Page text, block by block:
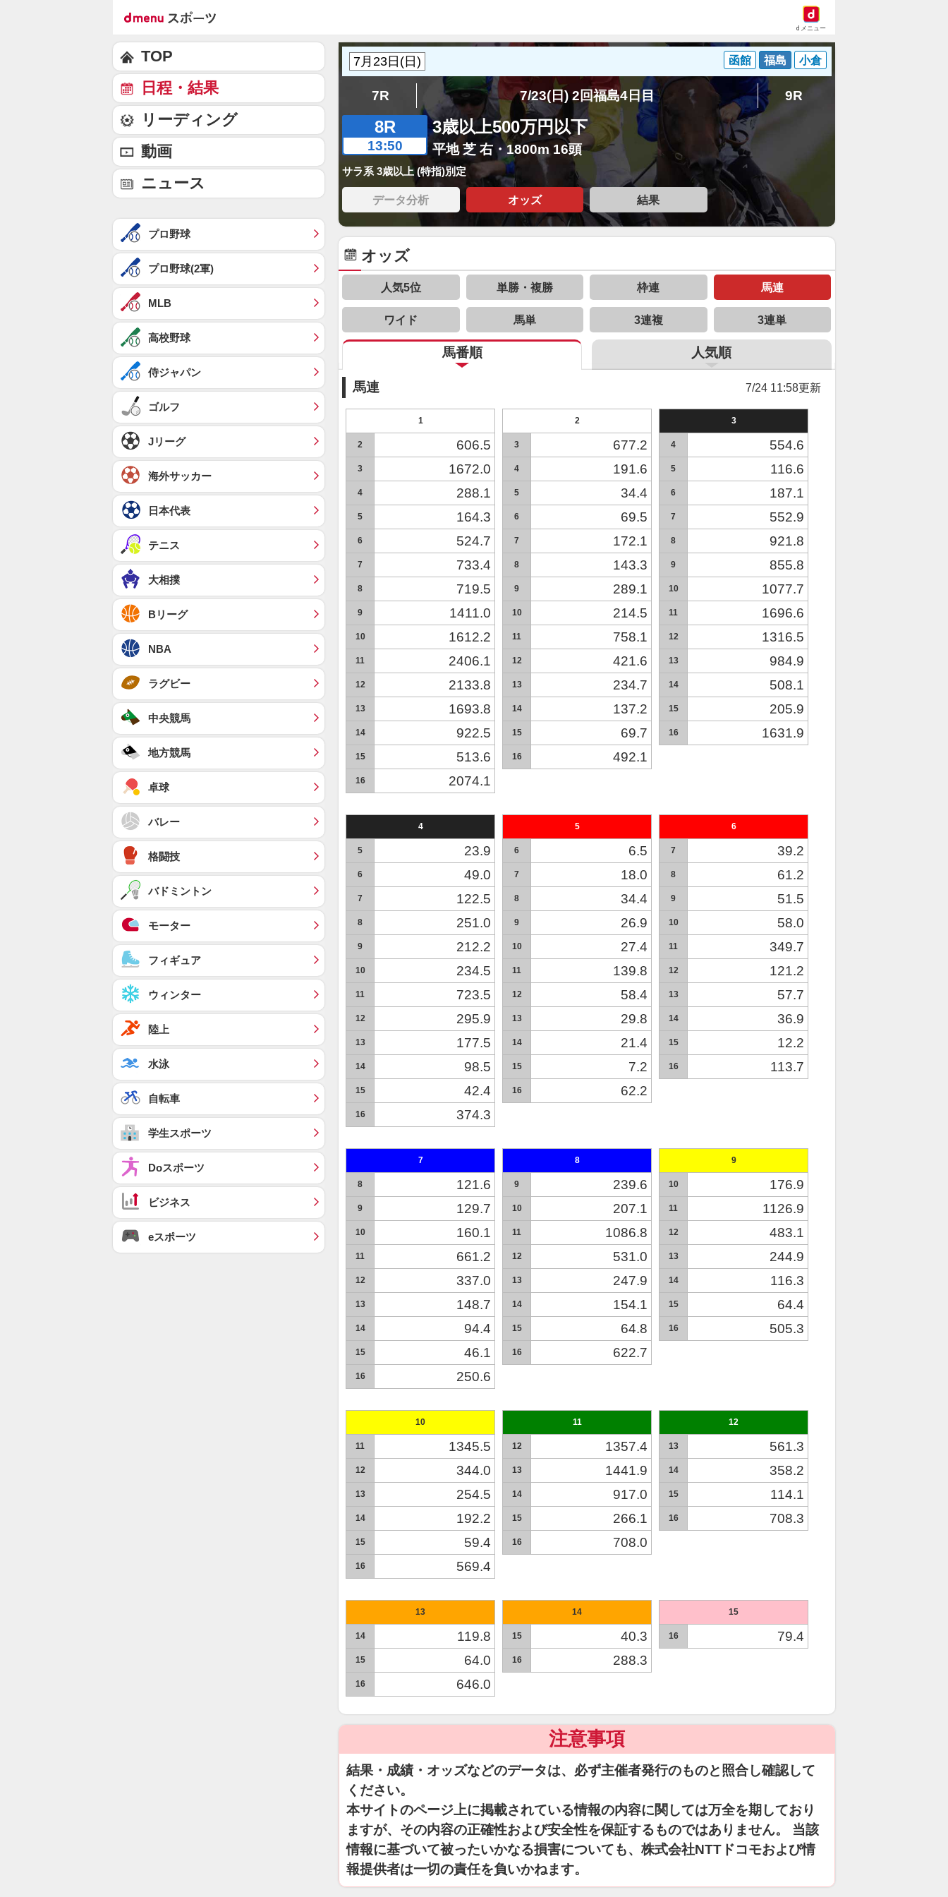
dメニュー
函館 福島 小倉
7R 7/23(日) 2回福島4日目 9R
8R
13:50
3歳以上500万円以下
平地 芝 右・1800m 16頭
サラ系 3歳以上 (特指)別定
データ分析 オッズ 結果
オッズ
人気5位 単勝・複勝 枠連 馬連
ワイド 馬単 3連複 3連単
馬番順 人気順
馬連 7/24 11:58更新
1
2 606.5
3 1672.0
4 288.1
5 164.3
6 524.7
7 733.4
8 719.5
9 1411.0
10 1612.2
11 2406.1
12 2133.8
13 1693.8
14 922.5
15 513.6
16 2074.1
2
3 677.2
4 191.6
5 34.4
6 69.5
7 172.1
8 143.3
9 289.1
10 214.5
11 758.1
12 421.6
13 234.7
14 137.2
15 69.7
16 492.1
3
4 554.6
5 116.6
6 187.1
7 552.9
8 921.8
9 855.8
10 1077.7
11 1696.6
12 1316.5
13 984.9
14 508.1
15 205.9
16 1631.9
4
5 23.9
6 49.0
7 122.5
8 251.0
9 212.2
10 234.5
11 723.5
12 295.9
13 177.5
14 98.5
15 42.4
16 374.3
5
6 6.5
7 18.0
8 34.4
9 26.9
10 27.4
11 139.8
12 58.4
13 29.8
14 21.4
15 7.2
16 62.2
6
7 39.2
8 61.2
9 51.5
10 58.0
11 349.7
12 121.2
13 57.7
14 36.9
15 12.2
16 113.7
7
8 121.6
9 129.7
10 160.1
11 661.2
12 337.0
13 148.7
14 94.4
15 46.1
16 250.6
8
9 239.6
10 207.1
11 1086.8
12 531.0
13 247.9
14 154.1
15 64.8
16 622.7
9
10 176.9
11 1126.9
12 483.1
13 244.9
14 116.3
15 64.4
16 505.3
10
11 1345.5
12 344.0
13 254.5
14 192.2
15 59.4
16 569.4
11
12 1357.4
13 1441.9
14 917.0
15 266.1
16 708.0
12
13 561.3
14 358.2
15 114.1
16 708.3
13
14 119.8
15 64.0
16 646.0
14
15 40.3
16 288.3
15
16 79.4
注意事項
結果・成績・オッズなどのデータは、必ず主催者発行のものと照合し確認して
ください。
本サイトのページ上に掲載されている情報の内容に関しては万全を期しており
ますが、その内容の正確性および安全性を保証するものではありません。 当該
情報に基づいて被ったいかなる損害についても、株式会社NTTドコモおよび情
報提供者は一切の責任を負いかねます。
TOP
日程・結果
リーディング
動画
ニュース
プロ野球
プロ野球(2軍)
MLB
高校野球
侍ジャパン
ゴルフ
Jリーグ
海外サッカー
日本代表
テニス
大相撲
Bリーグ
NBA
ラグビー
中央競馬
地方競馬
卓球
バレー
格闘技
バドミントン
モーター
フィギュア
ウィンター
陸上
水泳
自転車
学生スポーツ
Doスポーツ
ビジネス
eスポーツ